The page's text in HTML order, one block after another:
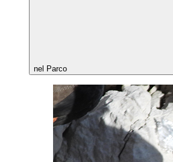
nel Parco